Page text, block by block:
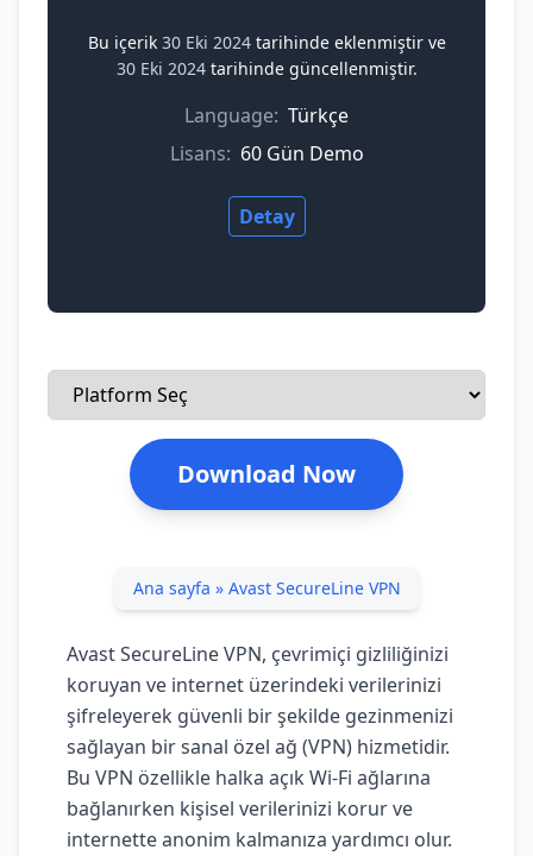
Bu içerik 30 Eki 2024 tarihinde eklenmiştir ve
30 Eki 2024 tarihinde güncellenmiştir.
Language: Türkçe
Lisans: 60 Gün Demo
Detay
Download Now
Ana sayfa » Avast SecureLine VPN
Avast SecureLine VPN, çevrimiçi gizliliğinizi
koruyan ve internet üzerindeki verilerinizi
şifreleyerek güvenli bir şekilde gezinmenizi
sağlayan bir sanal özel ağ (VPN) hizmetidir.
Bu VPN özellikle halka açık Wi-Fi ağlarına
bağlanırken kişisel verilerinizi korur ve
internette anonim kalmanıza yardımcı olur.